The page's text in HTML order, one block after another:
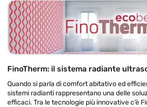
FinoTherm: il sistema radiante
Quando si parla di comfort abitativo ed
sistemi radianti rappresentano una delle
efficaci. Tra le tecnologie più innovative c’è